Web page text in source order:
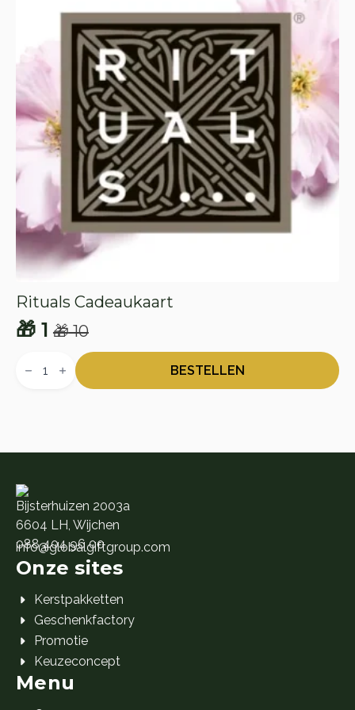
Rituals Cadeaukaart
🎁10
Oorspronkelijke
prijs
🎁 1
Huidige
prijs
Cadeaukaart
BESTELLEN
Bijsterhuizen 2003a
6604 LH, Wijchen
088 404 96 00
info@globalgiftgroup.com
Onze sites
Kerstpakketten
Geschenkfactory
Promotie
Keuzeconcept
Menu